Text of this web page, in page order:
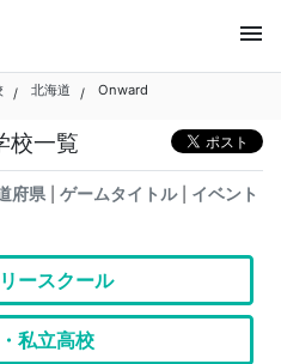
menu
北海道 Onward
校一覧
府県 ゲームタイトル イベント
ースクール
私立高校